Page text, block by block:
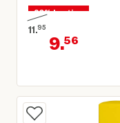
20% korting
11.95
Oorspronkelijke
9.56